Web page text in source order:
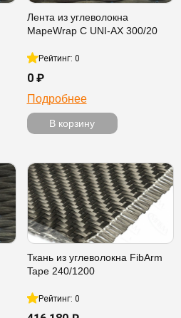
Лента из углеволокна
MapeWrap C UNI-AX 300/20
Рейтинг: 0
0 ₽
Подробнее
В корзину
Ткань из углеволокна FibArm
Tape 240/1200
Рейтинг: 0